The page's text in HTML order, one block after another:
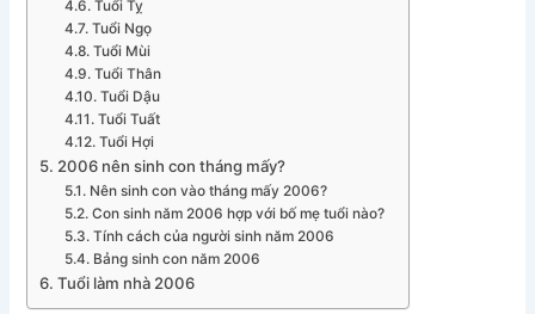
Tuổi Tỵ
Tuổi Ngọ
Tuổi Mùi
Tuổi Thân
Tuổi Dậu
Tuổi Tuất
Tuổi Hợi
2006 nên sinh con tháng mấy?
Nên sinh con vào tháng mấy 2006?
Con sinh năm 2006 hợp với bố mẹ tuổi nào?
Tính cách của người sinh năm 2006
Bảng sinh con năm 2006
Tuổi làm nhà 2006